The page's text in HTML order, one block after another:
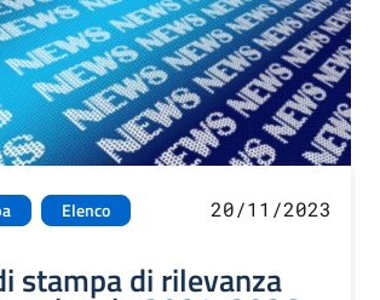
Elenco 20/11/2023
stampa di rilevanza